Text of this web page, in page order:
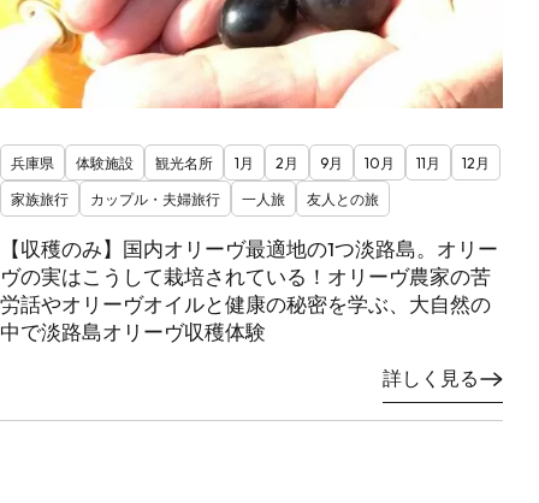
兵庫県 体験施設 観光名所 1月 2月 9月 10月 11月
12月
家族旅行
カップル・夫婦旅行 一人旅 友人との旅
【収穫のみ】国内オリーヴ最適地の1つ淡路島。オリー
ヴの実はこうして栽培されている！オリーヴ農家の苦
労話やオリーヴオイルと健康の秘密を学ぶ、大自然の
中で淡路島オリーヴ収穫体験
詳しく見る